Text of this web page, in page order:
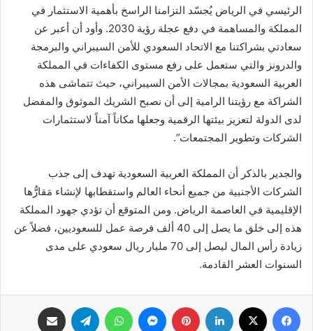
الرئيسي في الرياض يُجسّد التزامنا الراسخ بأهمية الاستثمار في
المملكة والمساهمة في دفع عجلة رؤية 2030. وأود أن أعبر عن
سعادتي بشراكتنا مع الاتحاد السعودي للأمن السيبراني والبرمجة
والدرونز والتي ستعمل على رفع مستوى الكفاءات في المملكة
العربية السعودية بمجالات الأمن السيبراني، حيث تتماشى هذه
الشراكة مع رؤيتنا الرامية إلى أن نصبح الشريك الموثوق والمفضل
لدى الدولة لتعزيز بيئتها الرقمية وجعلها مكاناً آمناً لاستثمارات
الشركات وتطوير المجتمعات”.
والجدير بالذكر أن المملكة العربية السعودية تهدف إلى جذب
الشركات الأجنبية من جميع أنحاء العالم واستقطابها لإنشاء مَقارُّها
الإقليمية في العاصمة الرياض. ومن المتوقع أن تؤدي جهود المملكة
هذه إلى خلق ما يصل إلى 40 ألف فرصة عمل للسعوديين، فضلاً عن
زيادة رأس المال ليصل إلى 70 مليار ريال سعودي على مدى
السنوات العشر القادمة.
فيسبوك لينكدإن بينتيريست ماسنجر واتساب تيلقرام